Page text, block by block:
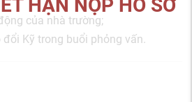
HẠN NỘP HỒ SƠ
của nhà trường;
Kỹ trong buổi phỏng vấn.